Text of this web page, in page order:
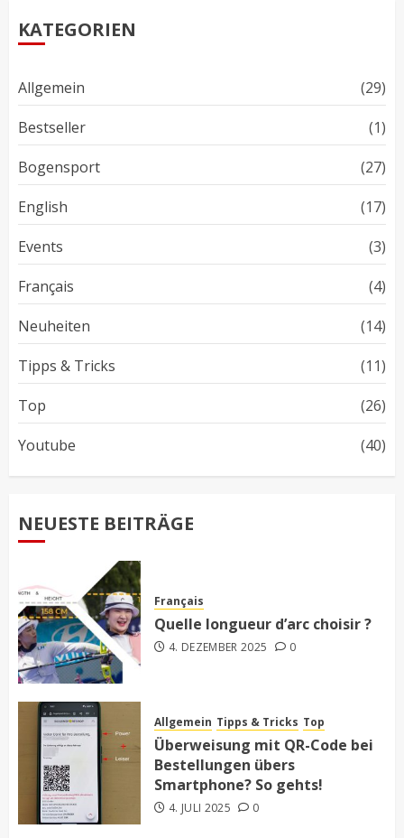
KATEGORIEN
Allgemein
(29)
Bestseller
(1)
Bogensport
(27)
English
(17)
Events
(3)
Français
(4)
Neuheiten
(14)
Tipps & Tricks
(11)
Top
(26)
Youtube
(40)
NEUESTE BEITRÄGE
Français
Quelle longueur d’arc choisir ?
4. DEZEMBER 2025 0
Allgemein Tipps & Tricks Top
Überweisung mit QR-Code bei
Bestellungen übers
Smartphone? So gehts!
4. JULI 2025 0